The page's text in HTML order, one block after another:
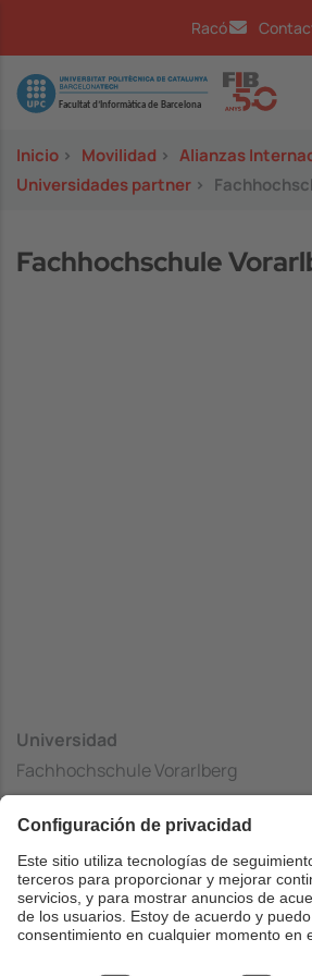
Racó
Image
Inicio > Movilidad > Alianzas
Universidades partner >
Fachhochschule
Universidad
Fachhochschule Vorarlberg
Department of Engineering and
País
Austria